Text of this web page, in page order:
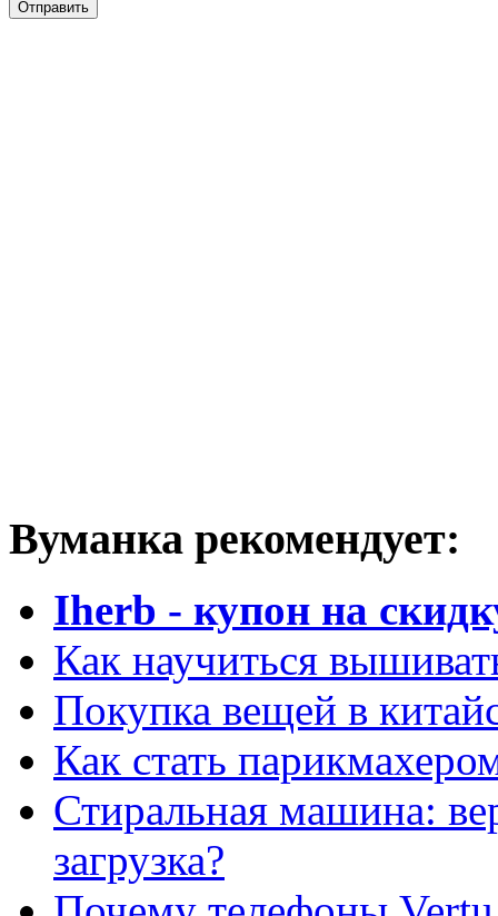
Вуманка рекомендует:
Iherb - купон на
Как научиться
Покупка вещей в
Как стать
Стиральная машина:
загрузка?